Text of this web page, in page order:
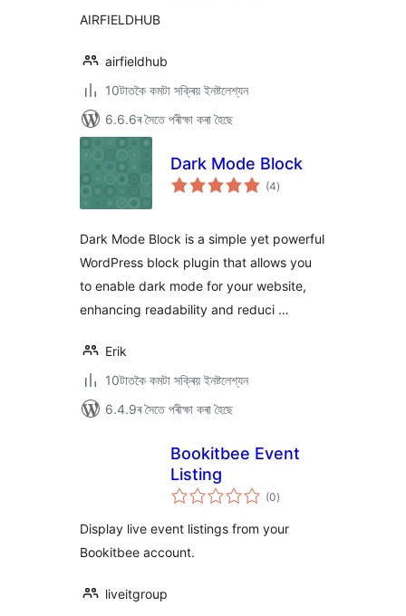
AIRFIELDHUB
airfieldhub
10টাতকৈ কমটা সক্ৰিয় ইনষ্টলেশ্যন
6.6.6ৰ সৈতে পৰীক্ষা কৰা হৈছে
Dark Mode Block
(4টা
মুঠ)
Dark Mode Block is a simple yet powerful
WordPress block plugin that allows you
to enable dark mode for your website,
enhancing readability and reduci …
Erik
10টাতকৈ কমটা সক্ৰিয় ইনষ্টলেশ্যন
6.4.9ৰ সৈতে পৰীক্ষা কৰা হৈছে
Bookitbee Event
Listing
(0টা
মুঠ)
Display live event listings from your
Bookitbee account.
liveitgroup